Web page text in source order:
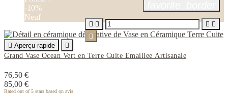
-10%
Neuf
 Aperçu rapide

Grand Vase Ocean Vert en Terre Cuite Emaillee Artisanale
76,50 €
85,00 €
Rated out of 5 stars based on avis
   
